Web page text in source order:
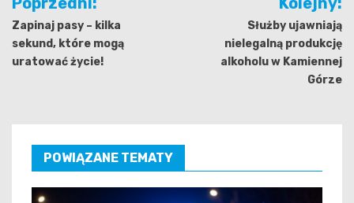
wpisu
Zapinaj pasy – kilka
sekund, które mogą
uratować życie!
Służby ujawniają
nielegalną produkcję
alkoholu w Kamiennej
Górze
POWIĄZANE TEMATY